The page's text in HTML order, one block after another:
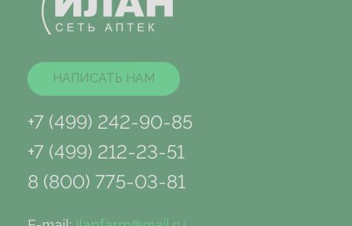
НАПИСАТЬ НАМ
+7 (499) 242-90-85
+7 (499) 212-23-51
8 (800) 775-03-81